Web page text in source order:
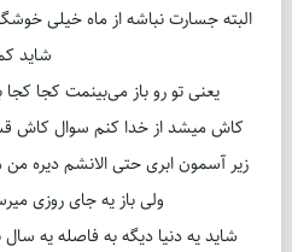
البته جسارت نباشه از ماه خیلی
شاید
یعنی تو رو باز می‌بینمت کجا
کاش میشد از خدا کنم سوال کاش
زیر آسمون ابری حتی الانشم دیره
ولی باز یه جای روزی
شاید یه دنیا دیگه به فاصله یه